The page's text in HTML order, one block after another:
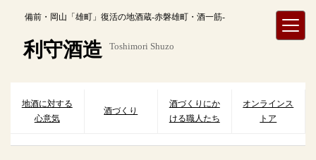
備前・岡山「雄町」復活の地酒蔵-赤磐雄町・酒一筋-
利守酒造 Toshimori Shuzo
地酒に対する
心意気
酒づくり
酒づくりにか
ける職人たち
オンラインス
トア